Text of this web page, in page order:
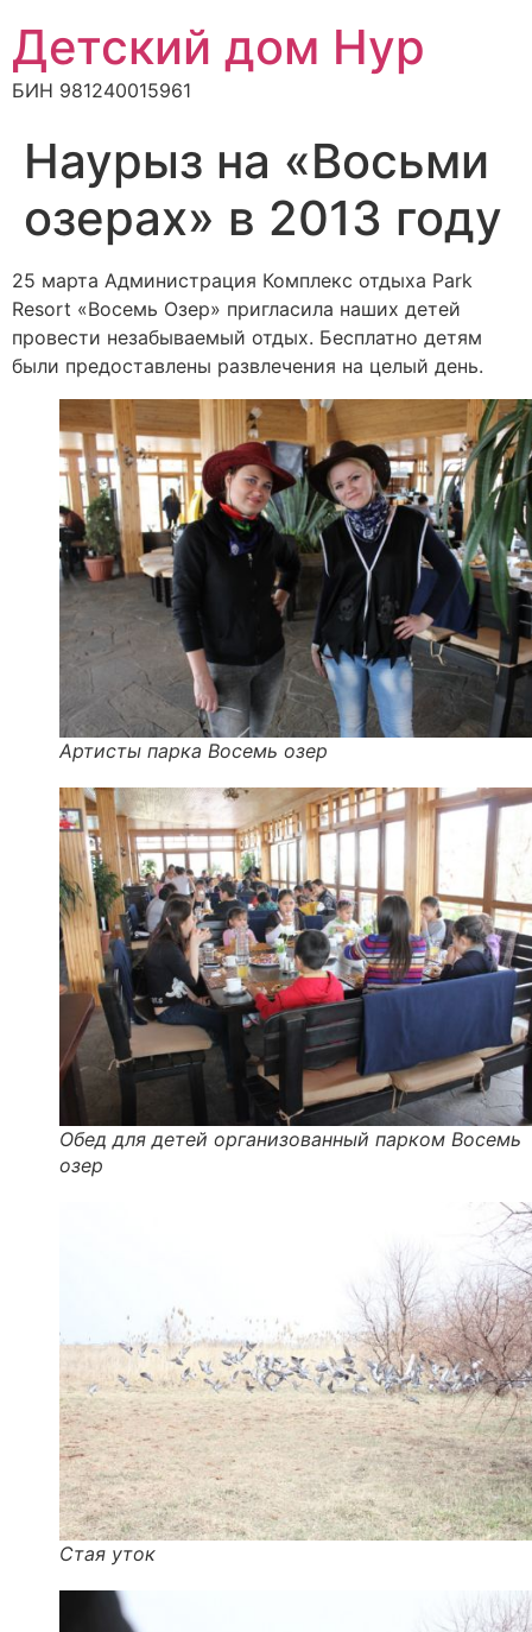
Детский дом Нур
БИН 981240015961
Наурыз на «Восьми
озерах» в 2013 году
25 марта Администрация Комплекс отдыха Park
Resort «Восемь Озер» пригласила наших детей
провести незабываемый отдых. Бесплатно детям
были предоставлены развлечения на целый день.
Артисты парка Восемь озер
Обед для детей организованный парком Восемь
озер
Стая уток